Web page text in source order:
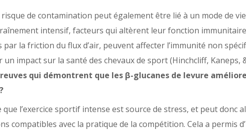
de contamination peut également être lié à un mode de
intensif, facteurs qui altèrent leur fonction
par la friction du flux d’air, peuvent affecter l’immunité non
un impact sur la santé des chevaux de sport (Hinchcliff, Kaneps,
qui démontrent que les β-glucanes de levure
l’exercice sportif intense est source de stress, et peut
compatibles avec la pratique de la compétition. Cela a permis